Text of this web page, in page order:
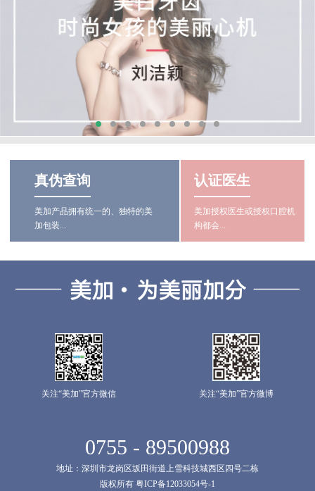
真伪查询
美加产品拥有统一的、独特的美
加包装...
认证医生
美加授权医生或授权口腔机
构都会...
关注“美加”官方微信 关注“美加”官方微博
0755 - 89500988
地址：深圳市龙岗区坂田街道上雪科技城西区四号二栋
版权所有 粤ICP备12033054号-1